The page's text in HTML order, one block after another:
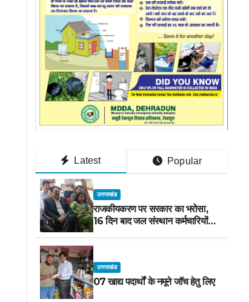
Latest Popular
उत्तराखंड
राजकीयकरण पर सरकार का भरोसा,
16 दिन बाद जल संस्थान कर्मचारियों
का धरना स्थगित
उत्तराखंड
07 खाद्य पदार्थों के नमूने जॉच हेतु लिए